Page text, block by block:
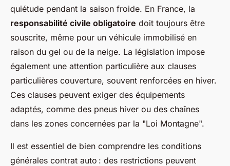
quiétude pendant la saison froide. En France, la
responsabilité civile obligatoire doit toujours être
souscrite, même pour un véhicule immobilisé en
raison du gel ou de la neige. La législation impose
également une attention particulière aux clauses
particulières couverture, souvent renforcées en hiver.
Ces clauses peuvent exiger des équipements
adaptés, comme des pneus hiver ou des chaînes
dans les zones concernées par la "Loi Montagne".
Il est essentiel de bien comprendre les conditions
générales contrat auto : des restrictions peuvent